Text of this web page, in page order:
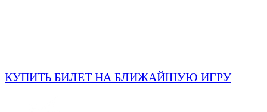
КУПИТЬ БИЛЕТ НА БЛИЖАЙШУЮ ИГРУ